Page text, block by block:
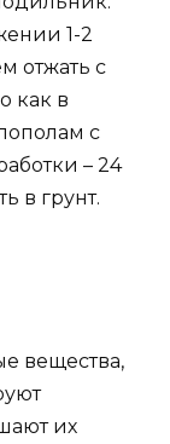
1-2
отжать с
как в
с
– 24
в грунт.
вещества,
их